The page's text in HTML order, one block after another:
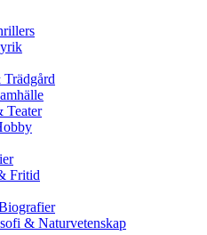
Teater
Fritid
& Naturvetenskap